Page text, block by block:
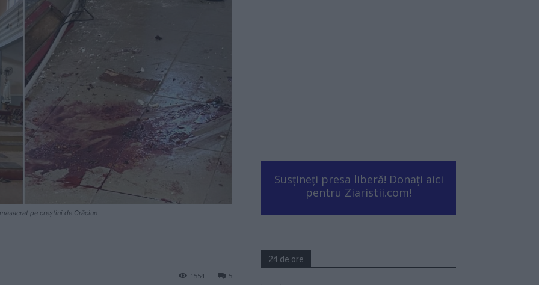
pe creștini de Crăciun
5
1554
Susțineți presa liberă! Donați aici
pentru Ziaristii.com!
24 de ore